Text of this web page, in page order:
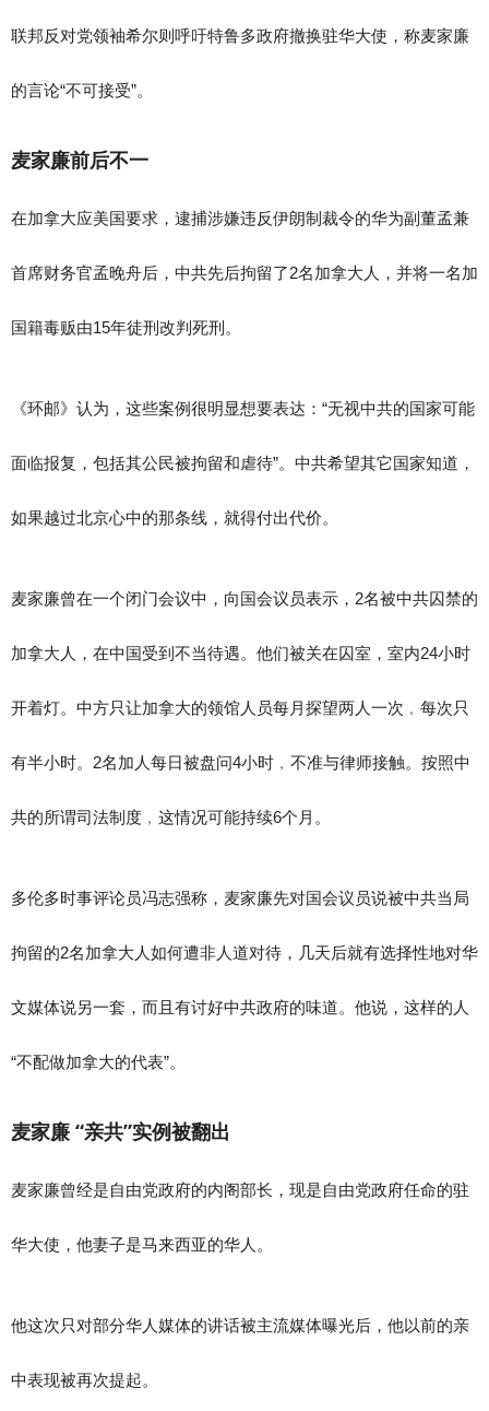
联邦反对党领袖希尔则呼吁特鲁多政府撤换驻华大使，称麦家廉
的言论“不可接受”。
麦家廉前后不一
在加拿大应美国要求，逮捕涉嫌违反伊朗制裁令的华为副董孟兼
首席财务官孟晚舟后，中共先后拘留了2名加拿大人，并将一名加
国籍毒贩由15年徒刑改判死刑。
《环邮》认为，这些案例很明显想要表达：“无视中共的国家可能
面临报复，包括其公民被拘留和虐待”。中共希望其它国家知道，
如果越过北京心中的那条线，就得付出代价。
麦家廉曾在一个闭门会议中，向国会议员表示，2名被中共囚禁的
加拿大人，在中国受到不当待遇。他们被关在囚室，室内24小时
开着灯。中方只让加拿大的领馆人员每月探望两人一次﹐每次只
有半小时。2名加人每日被盘问4小时﹐不准与律师接触。按照中
共的所谓司法制度﹐这情况可能持续6个月。
多伦多时事评论员冯志强称，麦家廉先对国会议员说被中共当局
拘留的2名加拿大人如何遭非人道对待，几天后就有选择性地对华
文媒体说另一套，而且有讨好中共政府的味道。他说，这样的人
“不配做加拿大的代表”。
麦家廉 “亲共”实例被翻出
麦家廉曾经是自由党政府的内阁部长，现是自由党政府任命的驻
华大使，他妻子是马来西亚的华人。
他这次只对部分华人媒体的讲话被主流媒体曝光后，他以前的亲
中表现被再次提起。